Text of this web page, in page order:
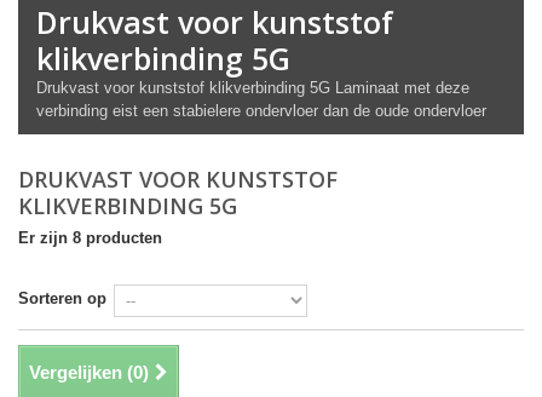
Drukvast voor kunststof
klikverbinding 5G
Drukvast voor kunststof klikverbinding 5G Laminaat met deze
verbinding eist een stabielere ondervloer dan de oude ondervloer
DRUKVAST VOOR KUNSTSTOF
KLIKVERBINDING 5G
Er zijn 8 producten
Sorteren op
Vergelijken (0)